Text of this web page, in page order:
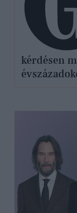
kérdésen